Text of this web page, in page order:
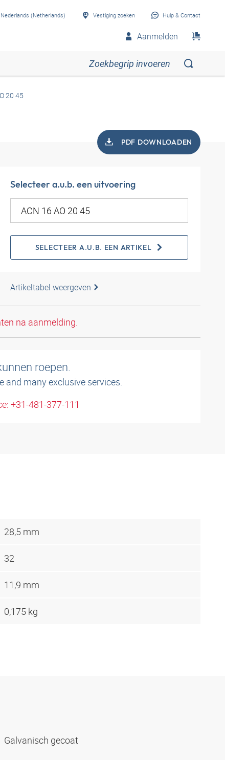
Nederlands (Netherlands) Vestiging zoeken Hulp & Contact
Aanmelden
20 45
PDF DOWNLOADEN
Selecteer a.u.b. een uitvoering
SELECTEER A.U.B. EEN ARTIKEL
Artikeltabel weergeven
na aanmelding.
roepen.
and many exclusive services.
+31-481-377-111
28,5 mm
32
11,9 mm
0,175 kg
Galvanisch gecoat